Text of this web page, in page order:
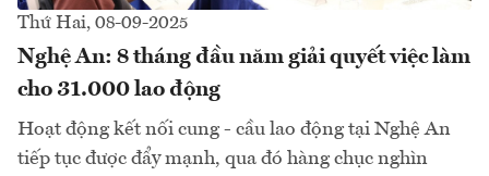
Thứ Hai, 08-09-2025
Nghệ An: 8 tháng đầu năm giải quyết việc làm
cho 31.000 lao động
Hoạt động kết nối cung - cầu lao động tại Nghệ An
tiếp tục được đẩy mạnh, qua đó hàng chục nghìn